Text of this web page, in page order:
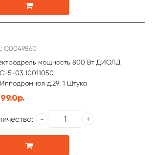
С0049860
мощность 800 Вт ДИОЛД
5-03 10011050
д.29: 1 Штука